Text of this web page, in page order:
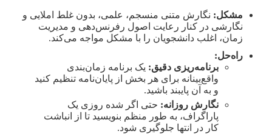
مشکل: نگارش متنی منسجم، علمی، بدون غلط املایی و
نگارشی در کنار رعایت اصول رفرنس‌دهی و مدیریت
زمان، اغلب دانشجویان را با مشکل مواجه می‌کند.
راه‌حل:
برنامه‌ریزی دقیق: یک برنامه زمان‌بندی
واقع‌بینانه برای هر بخش از پایان‌نامه تنظیم کنید
و به آن پایبند باشید.
نگارش روزانه: حتی اگر شده روزی یک
پاراگراف، به طور منظم بنویسید تا از انباشت
کار در انتها جلوگیری شود.